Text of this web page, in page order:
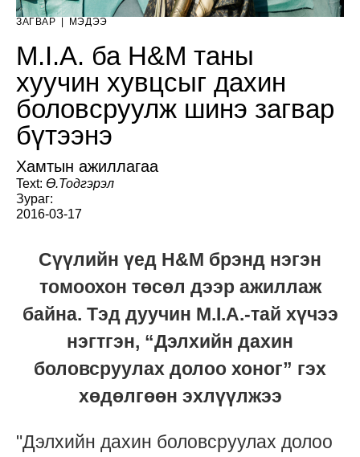
ЗАГВАР МЭДЭЭ
M.I.A. ба H&M таны
хуучин хувцсыг дахин
боловсруулж шинэ загвар
бүтээнэ
Хамтын ажиллагаа
Text: Ө.Тодгэрэл
Зураг:
2016-03-17
Сүүлийн үед H&M брэнд нэгэн
томоохон төсөл дээр ажиллаж
байна. Тэд дуучин M.I.A.-тай хүчээ
нэгтгэн, “Дэлхийн дахин
боловсруулах долоо хоног” гэх
хөдөлгөөн эхлүүлжээ
"Дэлхийн дахин боловсруулах долоо